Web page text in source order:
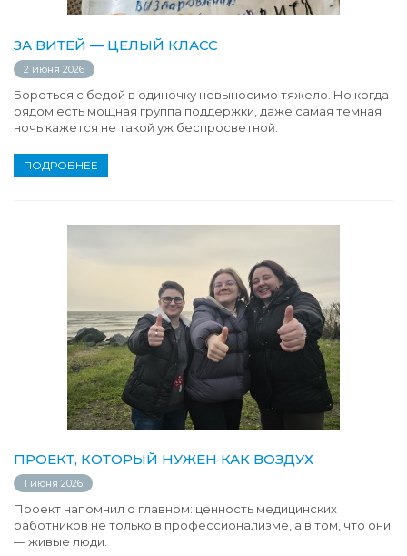
ЗА ВИТЕЙ — ЦЕЛЫЙ КЛАСС
2 июня 2026
Бороться с бедой в одиночку невыносимо тяжело. Но когда
рядом есть мощная группа поддержки, даже самая темная
ночь кажется не такой уж беспросветной.
ПОДРОБНЕЕ
ПРОЕКТ, КОТОРЫЙ НУЖЕН КАК ВОЗДУХ
1 июня 2026
Проект напомнил о главном: ценность медицинских
работников не только в профессионализме, а в том, что они
— живые люди.